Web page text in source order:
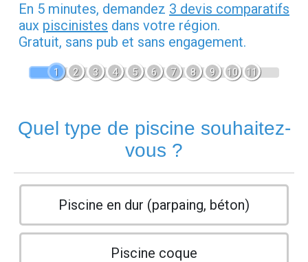
En 5 minutes, demandez 3 devis comparatifs
aux piscinistes dans votre région.
Gratuit, sans pub et sans engagement.
1 2 3 4 5 6 7 8 9 10 11
Quel type de piscine souhaitez-
vous ?
Piscine en dur (parpaing, béton)
Piscine coque